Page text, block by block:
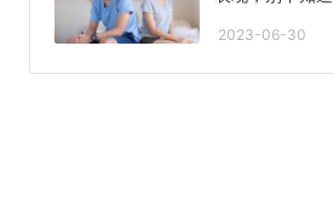
2023-06-30